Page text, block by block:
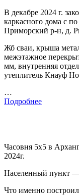
В декабре 2024 г.
каркасного дома с
Приморский р-н, д.
Жб сваи, крыша
межэтажное
мм, внутренняя
утеплитель Кнауф
…
Подробнее
Часовня 5х5 в
2024г.
Населенный пункт —
Что именно